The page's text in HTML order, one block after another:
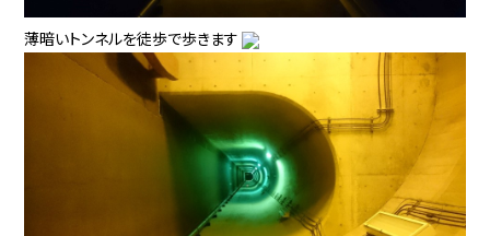
薄暗いトンネルを徒歩で歩きます